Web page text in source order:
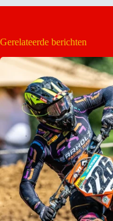
Gerelateerde berichten